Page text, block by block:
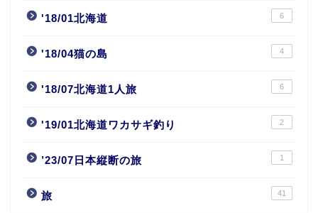
'18/01北海道 6
'18/04猫の島 4
'18/07北海道1人旅 6
'19/01北海道ワカサギ釣り 2
’23/07日本縦断の旅 1
旅 41